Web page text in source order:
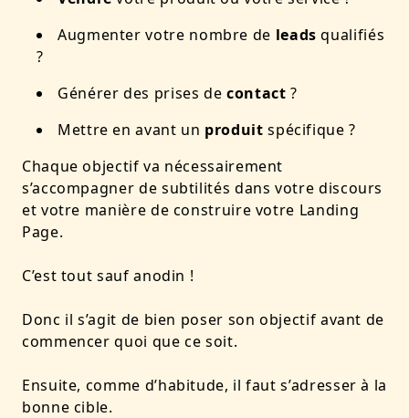
Augmenter votre nombre de leads qualifiés
?
Générer des prises decontact ?
Mettre en avant un produit spécifique ?
Chaque objectif va nécessairement
s’accompagner de subtilités dans votre discours
et votre manière de construire votre Landing
Page.
C’est tout sauf anodin !
Donc il s’agit de bien poser son objectif avant de
commencer quoi que ce soit.
Ensuite, comme d’habitude, il faut s’adresser à la
bonne cible.